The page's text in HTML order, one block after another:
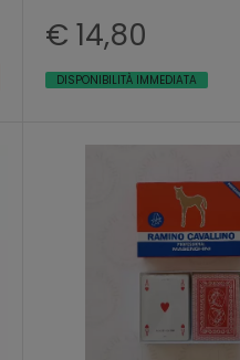
€ 14,80
DISPONIBILITÀ IMMEDIATA